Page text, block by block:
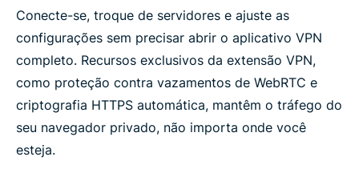
Conecte-se, troque de servidores e ajuste as
configurações sem precisar abrir o aplicativo VPN
completo. Recursos exclusivos da extensão VPN,
como proteção contra vazamentos de WebRTC e
criptografia HTTPS automática, mantêm o tráfego do
seu navegador privado, não importa onde você
esteja.